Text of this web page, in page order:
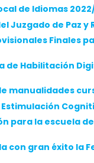
de Idiomas
Juzgado de Paz y
Finales
de Habilitación
manualidades
Estimulación
para la escuela
con gran éxito la